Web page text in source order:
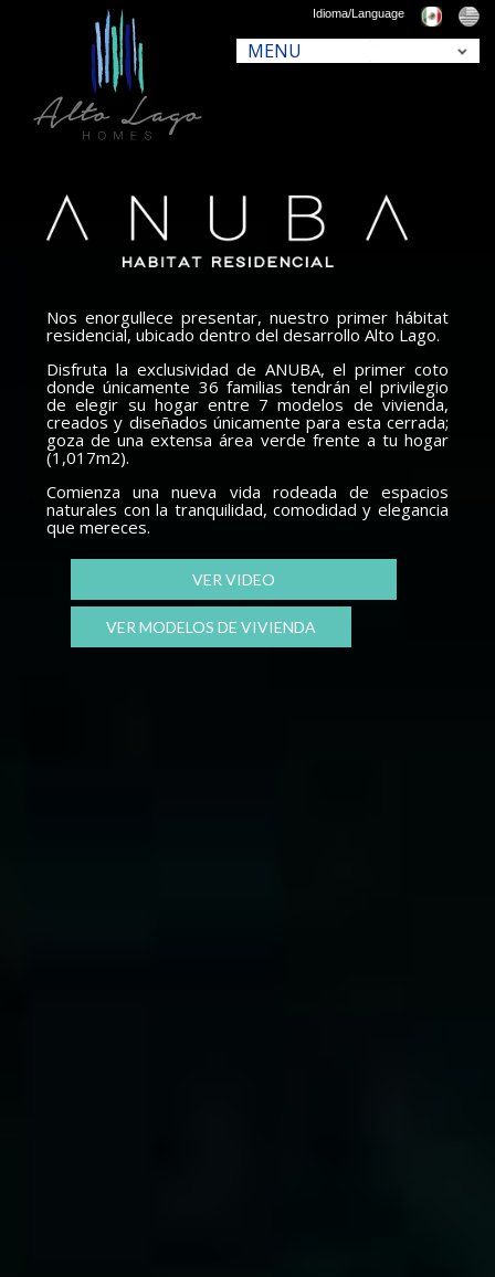
Idioma/Language
Nos enorgullece presentar, nuestro primer hábitat
residencial, ubicado dentro del desarrollo Alto Lago.
Disfruta la exclusividad de ANUBA, el primer coto
donde únicamente 36 familias tendrán el privilegio
de elegir su hogar entre 7 modelos de vivienda,
creados y diseñados únicamente para esta cerrada;
goza de una extensa área verde frente a tu hogar
(1,017m2).
Comienza una nueva vida rodeada de espacios
naturales con la tranquilidad, comodidad y elegancia
que mereces.
VER VIDEO
VER MODELOS DE VIVIENDA